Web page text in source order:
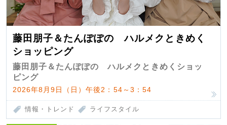
藤田朋子＆たんぽぽの ハルメクときめく
ショッピング
藤田朋子＆たんぽぽの ハルメクときめくショッ
ピング
2026年8月9日（日）午後2：54～3：54
情報・トレンド ライフスタイル